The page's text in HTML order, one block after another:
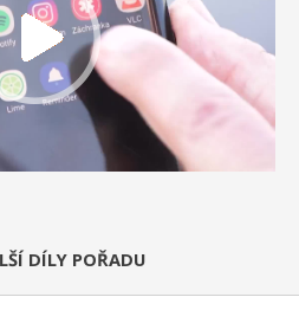
DÍLY POŘADU